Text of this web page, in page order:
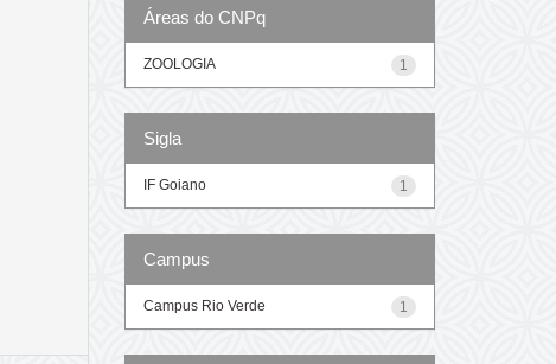
Áreas do CNPq
1
ZOOLOGIA
Sigla
1
IF Goiano
Campus
1
Campus Rio Verde